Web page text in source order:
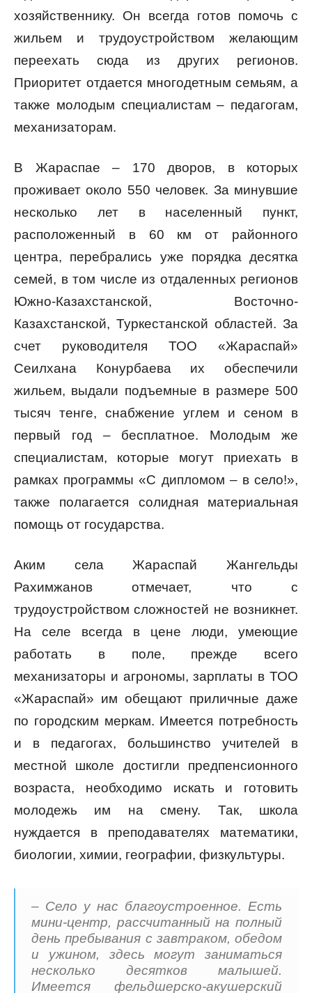
хозяйственнику. Он всегда готов помочь с
жильем и трудоустройством желающим
переехать сюда из других регионов.
Приоритет отдается многодетным семьям, а
также молодым специалистам – педагогам,
механизаторам.
В Жараспае – 170 дворов, в которых
проживает около 550 человек. За минувшие
несколько лет в населенный пункт,
расположенный в 60 км от районного
центра, перебрались уже порядка десятка
семей, в том числе из отдаленных регионов
Южно-Казахстанской, Восточно-
Казахстанской, Туркестанской областей. За
счет руководителя ТОО «Жараспай»
Сеилхана Конурбаева их обеспечили
жильем, выдали подъемные в размере 500
тысяч тенге, снабжение углем и сеном в
первый год – бесплатное. Молодым же
специалистам, которые могут приехать в
рамках программы «С дипломом – в село!»,
также полагается солидная материальная
помощь от государства.
Аким села Жараспай Жангельды
Рахимжанов отмечает, что с
трудоустройством сложностей не возникнет.
На селе всегда в цене люди, умеющие
работать в поле, прежде всего
механизаторы и агрономы, зарплаты в ТОО
«Жараспай» им обещают приличные даже
по городским меркам. Имеется потребность
и в педагогах, большинство учителей в
местной школе достигли предпенсионного
возраста, необходимо искать и готовить
молодежь им на смену. Так, школа
нуждается в преподавателях математики,
биологии, химии, географии, физкультуры.
– Село у нас благоустроенное. Есть
мини-центр, рассчитанный на полный
день пребывания с завтраком, обедом
и ужином, здесь могут заниматься
несколько десятков малышей.
Имеется фельдшерско-акушерский